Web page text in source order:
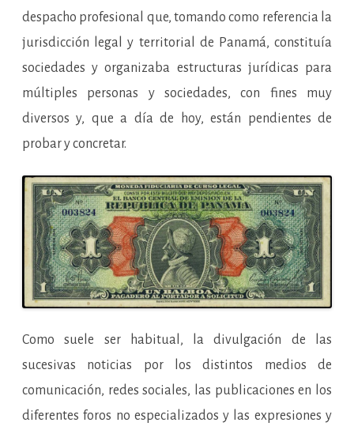
despacho profesional que, tomando como referencia la
jurisdicción legal y territorial de Panamá, constituía
sociedades y organizaba estructuras jurídicas para
múltiples personas y sociedades, con fines muy
diversos y, que a día de hoy, están pendientes de
probar y concretar.
Como suele ser habitual, la divulgación de las
sucesivas noticias por los distintos medios de
comunicación, redes sociales, las publicaciones en los
diferentes foros no especializados y las expresiones y